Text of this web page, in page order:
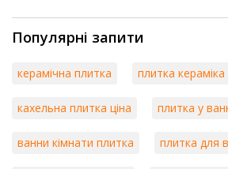
Популярні запити
керамічна плитка плитка кераміка
кахельна плитка ціна плитка у
ванни кімнати плитка плитка для